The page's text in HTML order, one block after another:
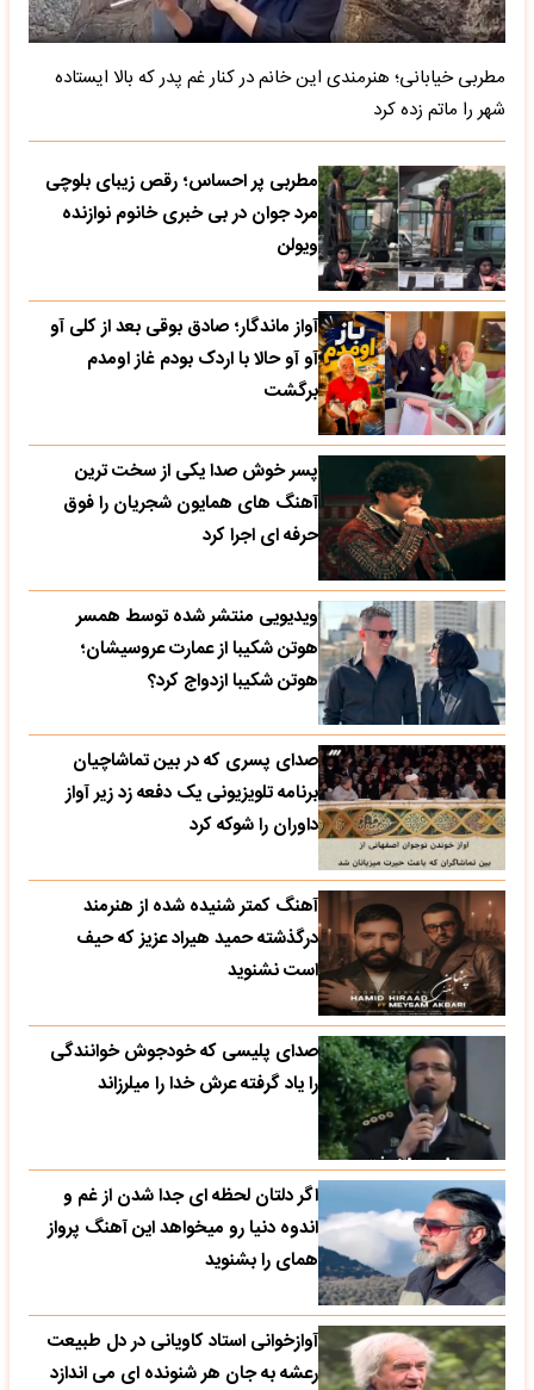
مطربی خیابانی؛ هنرمندی این خانم در کنار غم پدر که بالا ایستاده
شهر را ماتم زده کرد
مطربی پر احساس؛ رقص زیبای بلوچی
مرد جوان در بی خبری خانوم نوازنده
ویولن
آواز ماندگار؛ صادق بوقی بعد از کلی آو
آو آو حالا با اردک بودم غاز اومدم
برگشت
پسر خوش صدا یکی از سخت ترین
آهنگ های همایون شجریان را فوق
حرفه ای اجرا کرد
ویدیویی منتشر شده توسط همسر
هوتن شکیبا از عمارت عروسیشان؛
هوتن شکیبا ازدواج کرد؟
صدای پسری که در بین تماشاچیان
برنامه تلویزیونی یک دفعه زد زیر آواز
داوران را شوکه کرد
آهنگ کمتر شنیده شده از هنرمند
درگذشته حمید هیراد عزیز که حیف
است نشنوید
صدای پلیسی که خودجوش خوانندگی
را یاد گرفته عرش خدا را میلرزاند
اگر دلتان لحظه ای جدا شدن از غم و
اندوه دنیا رو میخواهد این آهنگ پرواز
همای را بشنوید
آوازخوانی استاد کاویانی در دل طبیعت
رعشه به جان هر شنونده ای می اندازد